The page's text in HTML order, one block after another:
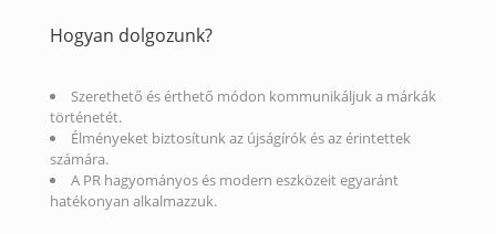
Hogyan dolgozunk?
Szerethető és érthető módon kommunikáljuk a márkák
történetét.
Élményeket biztosítunk az újságírók és az érintettek
számára.
A PR hagyományos és modern eszközeit egyaránt
hatékonyan alkalmazzuk.